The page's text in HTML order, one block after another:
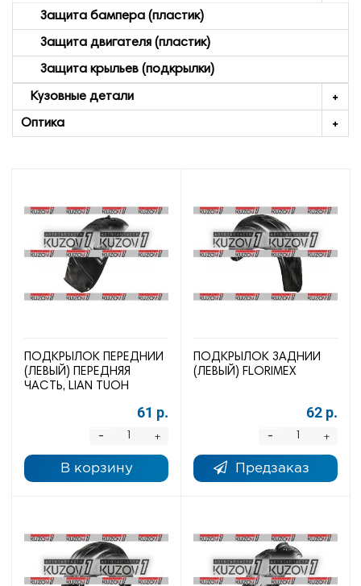
Защита бампера (пластик)
Защита двигателя (пластик)
Защита крыльев (подкрылки)
Кузовные детали
Оптика
ПОДКРЫЛОК ПЕРЕДНИЙ
(ЛЕВЫЙ) ПЕРЕДНЯЯ
ЧАСТЬ, LIAN TUOH
61 р.
+
-
В корзину
ПОДКРЫЛОК ЗАДНИЙ
(ЛЕВЫЙ) FLORIMEX
62 р.
+
-
Предзаказ